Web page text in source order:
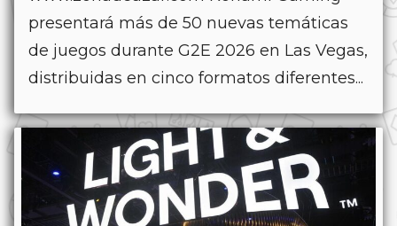
presentará más de 50 nuevas temáticas
de juegos durante G2E 2026 en Las Vegas,
distribuidas en cinco formatos diferentes...